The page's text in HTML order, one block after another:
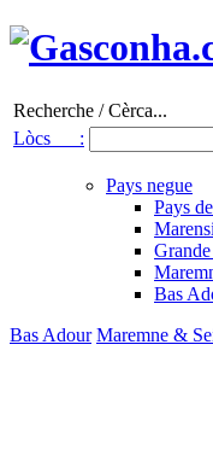
Recherche / Cèrca...
Lòcs :
Pays negue
Pays
Bas
Bas Adour Maremne &